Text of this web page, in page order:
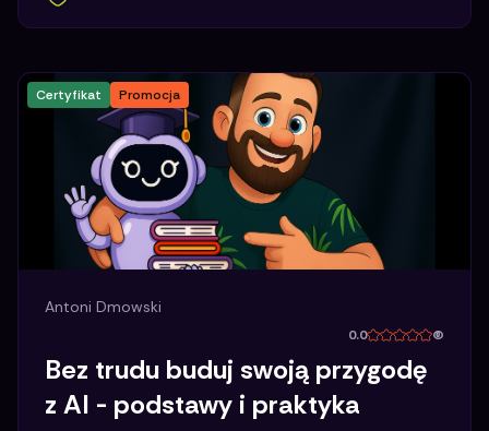
Certyfikat Promocja
Antoni Dmowski
0.0 (
Bez trudu buduj swoją przygodę
z AI - podstawy i praktyka